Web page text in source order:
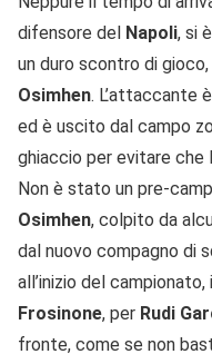
difensore del
Napoli, si
un duro scontro di
Osimhen. L’attaccante
ed è uscito dal campo
ghiaccio per evitare che
Non è stato un pre-
Osimhen, colpito da
dal nuovo compagno di
all’inizio del
Frosinone, per Rudi
fronte, come se non